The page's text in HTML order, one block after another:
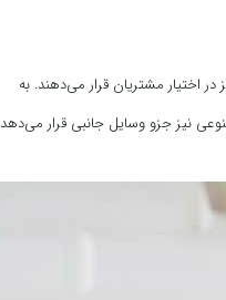
اختیار مشتریان قرار می‌دهند. به
نیز جزو وسایل جانبی قرار می‌دهد